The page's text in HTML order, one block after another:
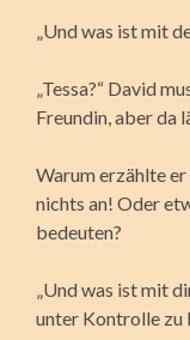
„Und was ist mit
„Tessa?“ David
Freundin, aber da
Warum erzählte
nichts an! Oder
bedeuten?
„Und was ist mit
unter Kontrolle zu